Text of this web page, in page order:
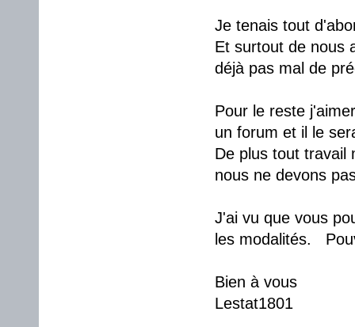
Je tenais tout
Et surtout de nous
déjà pas mal de
Pour le reste
un forum et il le
De plus tout travail
nous ne devons
J'ai vu que vous
les modalités.
Bien à vous
Lestat1801